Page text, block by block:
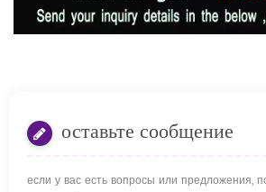
оставьте сообщение
если у вас есть вопросы или предложения,